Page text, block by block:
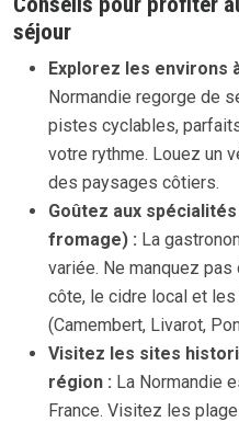
séjour
Explorez les environs
Normandie regorge de
pistes cyclables,
votre rythme. Louez un
des paysages côtiers.
Goûtez aux
fromage) : La
variée. Ne manquez
côte, le cidre local et
(Camembert, Livarot,
Visitez les sites
région : La Normandie
France. Visitez les